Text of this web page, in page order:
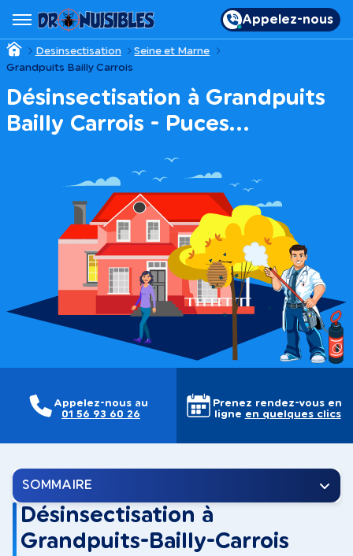
Appelez-nous
Desinsectisation
Seine et Marne
Grandpuits Bailly Carrois
Désinsectisation à Grandpuits
Bailly Carrois - Puces…
Appelez-nous au
01 56 93 60 26
Prenez rendez-vous en
ligne en quelques clics
SOMMAIRE
Désinsectisation à
Grandpuits-Bailly-Carrois